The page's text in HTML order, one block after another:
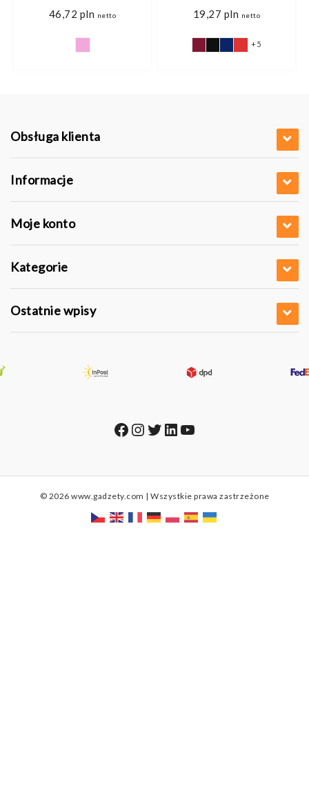
46,72 pln netto 19,27 pln netto
+5
Obsługa klienta
Informacje
Moje konto
Kategorie
Ostatnie wpisy
Facebook
Instagram
Twitter
LinkedIn
YouTube
© 2026 www.gadzety.com | Wszystkie prawa zastrzeżone